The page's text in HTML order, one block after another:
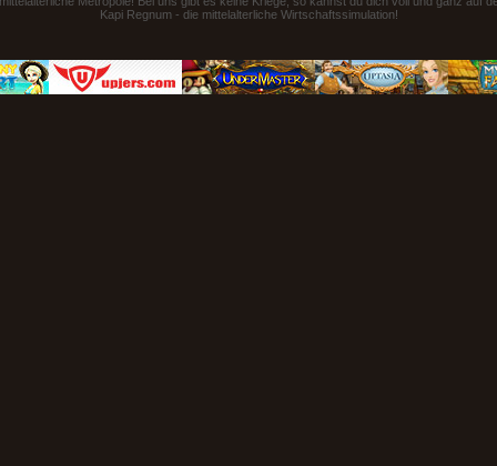
Kapi Regnum - die mittelalterliche Wirtschaftssimulation!